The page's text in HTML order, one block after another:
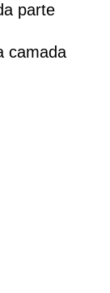
parte
camada